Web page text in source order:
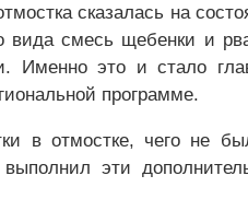
сказалась на
вида смесь щебенки и
Именно это и стало
программе.
в отмостке, чего не
эти